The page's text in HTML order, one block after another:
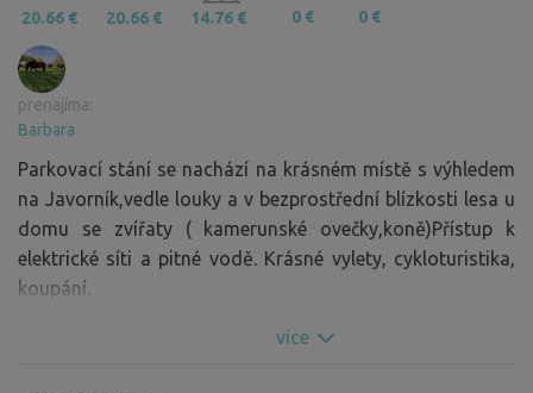
20.66 € 20.66 € 14.76 € 0 € 0 €
prenajíma:
Barbara
Parkovací stání se nachází na krásném místě s výhledem
na Javorník,vedle louky a v bezprostřední blízkosti lesa u
domu se zvířaty ( kamerunské ovečky,koně)Přístup k
elektrické síti a pitné vodě. Krásné vylety, cykloturistika,
koupání.
více